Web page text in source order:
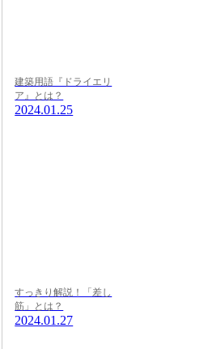
建築用語『ドライエリ
ア』とは？
2024.01.25
すっきり解説！「差し
筋」とは？
2024.01.27